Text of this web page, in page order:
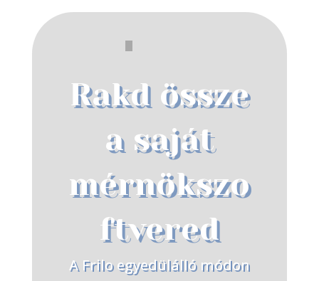
Rakd össze
a saját
mérnökszo
ftvered
A Frilo egyedülálló módon